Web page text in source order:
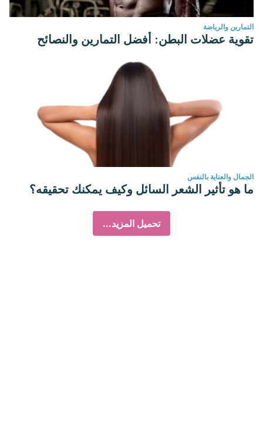
التمارين والرياضة
تقوية عضلات البطن: أفضل التمارين والنصائح
الجمال والعناية بالنفس
ما هو تأثير الشعر السائل وكيف يمكنك تحقيقه؟
تحميل المزيد...